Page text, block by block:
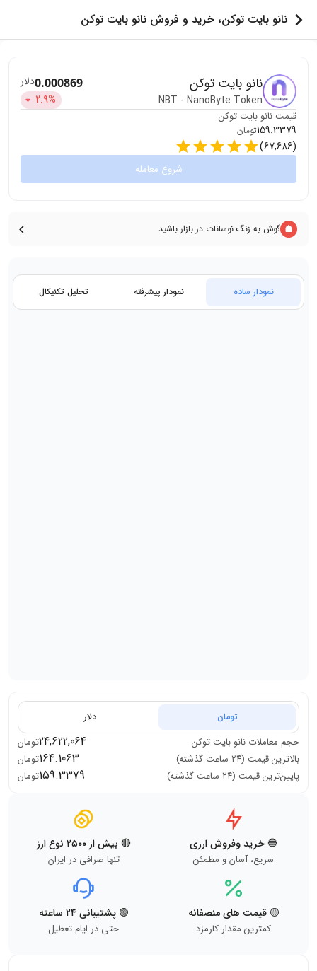
نانو بایت توکن، خرید و فروش نانو بایت توکن
نانو بایت توکن
NBT - NanoByte Token
0.000869دلار
2.9%
قیمت نانو بایت توکن
159.3379تومان
(
67,686
)
شروع معامله
گوش به زنگ نوسانات در بازار باشید
نمودار ساده نمودار پیشرفته تحلیل تکنیکال
تومان دلار
حجم معاملات نانو بایت توکن 24,622,064تومان
بالاترین قیمت (۲۴ ساعت گذشته)
164.1063تومان
پایین‌ترین قیمت (۲۴ ساعت گذشته)
159.3379تومان
🔵 خرید وفروش ارزی
سریع، آسان و مطمئن
🔴 بیش از ۲۵۰۰ نوع ارز
تنها صرافی در ایران
🟡 قیمت های منصفانه
کمترین مقدار کارمزد
🟢 پشتیبانی ۲۴ ساعته
حتی در ایام تعطیل